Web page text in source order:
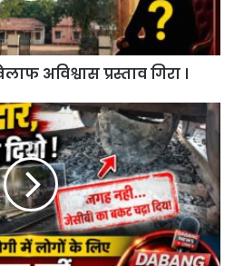
अविश्वास प्रस्ताव गिरा ।